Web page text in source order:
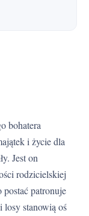
i życie dla
Jest on
rodzicielskiej
postać patronuje
losy stanowią oś